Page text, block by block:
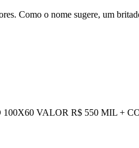
Como o nome sugere, um
VALOR R$ 550 MIL +